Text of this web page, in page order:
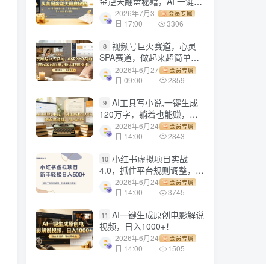
造爆款内容，只需简单复制
粘贴，日入 1000 + 轻松实
2026年7月3
日 17:00
会员专属
3306
8 视频号巨火赛道，心灵
SPA赛道，做起来超简单，
每天收益800+！
2026年6月27
日 09:00
会员专属
2859
9 AI工具写小说,一键生成
120万字，躺着也能赚，月
入2w+！
2026年6月24
日 14:00
会员专属
2843
10 小红书虚拟项目实战
4.0，抓住平台规则调整，单
店日入500+！
2026年6月24
日 14:00
会员专属
3745
11 AI一键生成原创电影解说
视频，日入1000+！
2026年6月24
日 14:00
会员专属
1505